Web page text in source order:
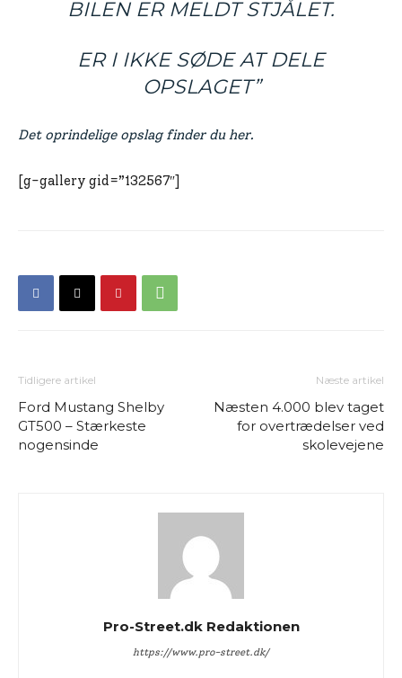
BILEN ER MELDT STJÅLET.
ER I IKKE SØDE AT DELE
OPSLAGET”
Det oprindelige opslag finder du her.
[g-gallery gid=”132567″]
Tidligere artikel
Ford Mustang Shelby
GT500 – Stærkeste
nogensinde
Næste artikel
Næsten 4.000 blev taget
for overtrædelser ved
skolevejene
Pro-Street.dk Redaktionen
https://www.pro-street.dk/